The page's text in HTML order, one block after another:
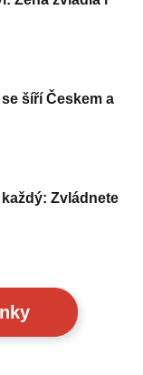
šíří Českem a
Zvládnete